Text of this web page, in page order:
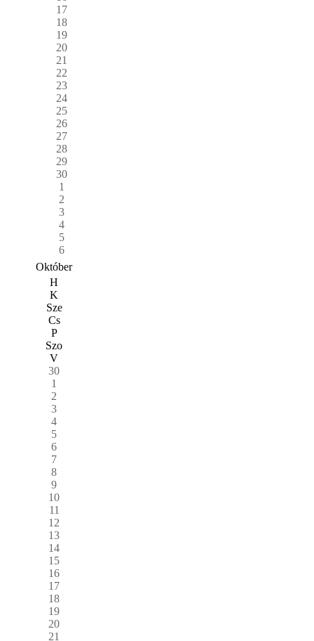
17
18
19
20
21
22
23
24
25
26
27
28
29
30
1
2
3
4
5
6
Október
H
K
Sze
Cs
P
Szo
V
30
1
2
3
4
5
6
7
8
9
10
11
12
13
14
15
16
17
18
19
20
21